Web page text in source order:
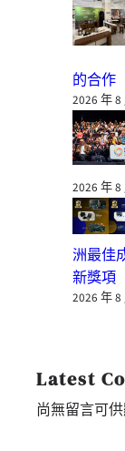
的合作
2026 年 8
2026 年 8
洲最佳
新獎項
2026 年 8
Latest
尚無留言可供